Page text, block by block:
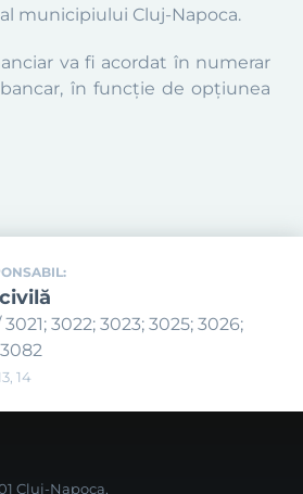
municipiului Cluj-Napoca.
va fi acordat în numerar
în funcție de opțiunea
3022; 3023; 3025; 3026;
14
Cluj-Napoca,